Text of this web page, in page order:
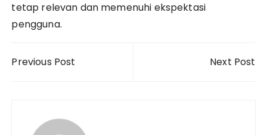
tetap relevan dan memenuhi ekspektasi
pengguna.
navigation
Previous Post Next Post